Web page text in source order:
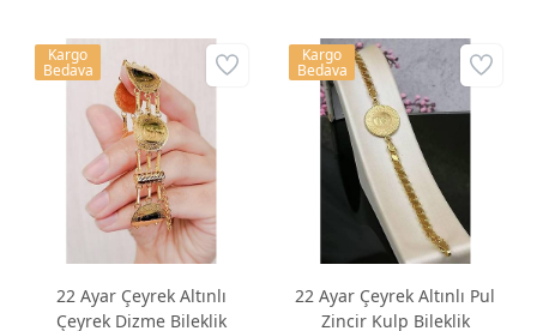
22 Ayar Çeyrek Altınlı
Çeyrek Dizme Bileklik
Kargo
Bedava
22 Ayar Çeyrek Altınlı Pul
Zincir Kulp Bileklik
Kargo
Bedava